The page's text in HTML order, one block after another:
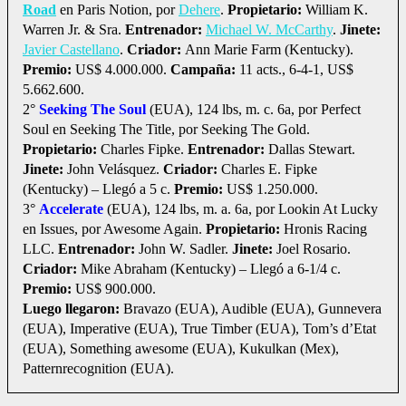
Road en Paris Notion, porDehere. Propietario: William K.
Warren Jr. & Sra. Entrenador: Michael W. McCarthy. Jinete:
Javier Castellano. Criador: Ann Marie Farm (Kentucky).
Premio: US$ 4.000.000. Campaña: 11 acts., 6-4-1, US$
5.662.600.
2° Seeking The Soul (EUA), 124 lbs, m. c. 6a, por Perfect
Soul en Seeking The Title, por Seeking The Gold.
Propietario: Charles Fipke. Entrenador: Dallas Stewart.
Jinete: John Velásquez. Criador: Charles E. Fipke
(Kentucky) – Llegó a 5 c. Premio: US$ 1.250.000.
3° Accelerate (EUA), 124 lbs, m. a. 6a, por Lookin At Lucky
en Issues, por Awesome Again. Propietario: Hronis Racing
LLC. Entrenador: John W. Sadler. Jinete: Joel Rosario.
Criador: Mike Abraham (Kentucky) – Llegó a 6-1/4 c.
Premio: US$ 900.000.
Luego llegaron: Bravazo (EUA), Audible (EUA), Gunnevera
(EUA), Imperative (EUA), True Timber (EUA), Tom’s d’Etat
(EUA), Something awesome (EUA), Kukulkan (Mex),
Patternrecognition (EUA).